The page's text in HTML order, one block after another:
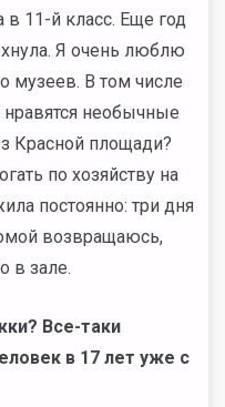
в 11-й класс. Еще год
Я очень люблю
музеев. В том числе
необычные
Красной площади?
по хозяйству на
постоянно: три дня
возвращаюсь,
в зале.
Все-таки
в 17 лет уже с